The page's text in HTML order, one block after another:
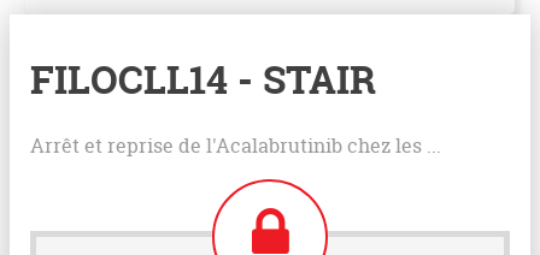
FILOCLL14 - STAIR
Arrêt et reprise de l'Acalabrutinib chez les ...